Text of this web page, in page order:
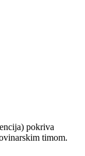
pokriva
timom.